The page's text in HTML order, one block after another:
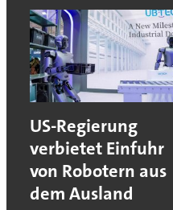
US-Regierung
verbietet Einfuhr
von Robotern aus
dem Ausland